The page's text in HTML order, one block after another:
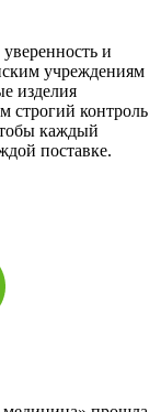
и
учреждениям
изделия
строгий контроль
каждый
поставке.